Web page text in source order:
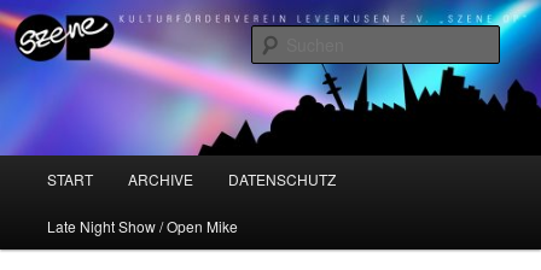
Zum
primären
Inhalt
Szene OP
Kulturförderverein Leverkusen e.V. "Szene OP"
START ARCHIVE DATENSCHUTZ
Late Night Show / Open Mike